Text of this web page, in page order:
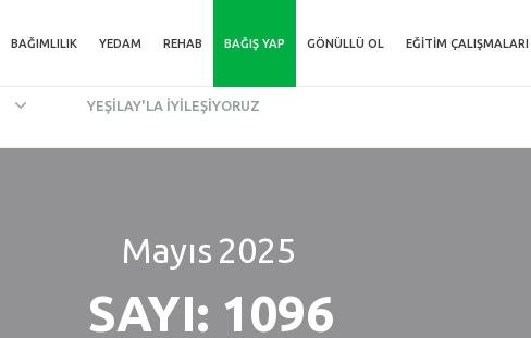
BAĞIMLILIK YEDAM REHAB BAĞIŞ YAP GÖNÜLLÜ OL EĞITIM ÇALIŞMALARI
YEŞILAY'LA İYILEŞIYORUZ
Mayıs 2025
SAYI: 1096